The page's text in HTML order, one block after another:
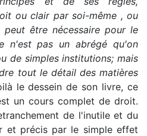
ou clair par soi-même , ou
être nécessaire pour le
n'est pas un abrégé qu'on
de simples institutions; mais
tout le détail des matières
le dessein de son livre, ce
un cours complet de droit.
de l'inutile et du
et précis par le simple effet